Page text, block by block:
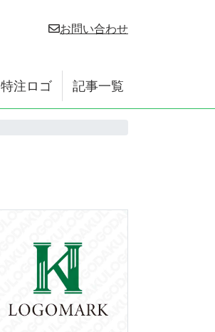
お問い合わせ
特注ロゴ 記事一覧